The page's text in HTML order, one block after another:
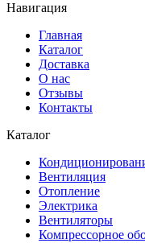
Навигация
Главная
Каталог
Доставка
О нас
Отзывы
Контакты
Каталог
Вентиляция
Отопление
Электрика
Вентиляторы
Компрессорное